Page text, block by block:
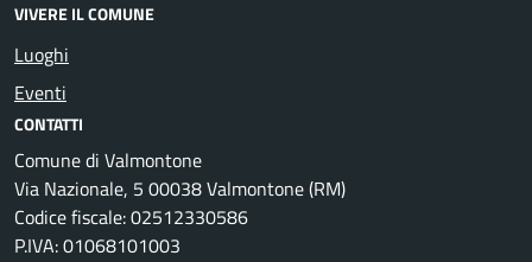
VIVERE IL COMUNE
Luoghi
Eventi
CONTATTI
Comune di Valmontone
Via Nazionale, 5 00038 Valmontone (RM)
Codice fiscale: 02512330586
P.IVA: 01068101003